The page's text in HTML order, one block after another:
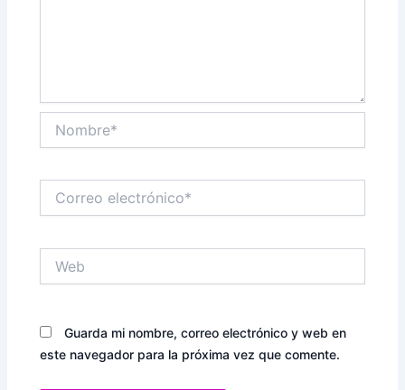
electrónico*
Guarda mi nombre, correo electrónico y web en
este navegador para la próxima vez que comente.